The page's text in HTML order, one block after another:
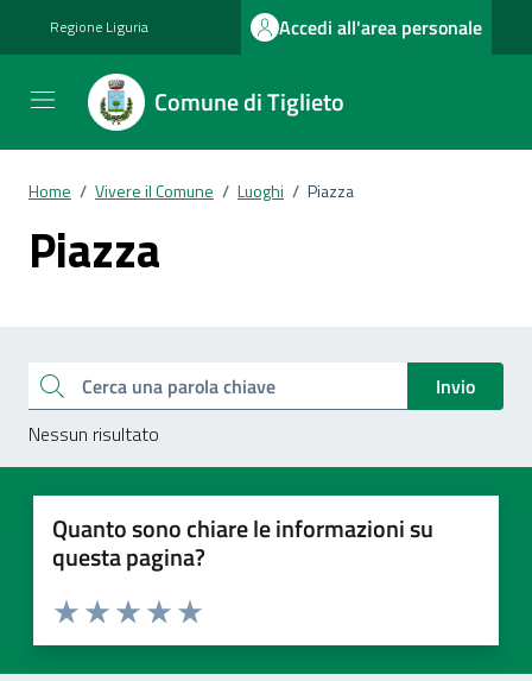
Regione Liguria Accedi all'area personale
Comune di Tiglieto
Home / Vivere il Comune / Luoghi / Piazza
Piazza
Esplora tutti i documenti
Cerca una parola chiave
Invio
Nessun risultato
Quanto sono chiare le informazioni su
questa pagina?
Valuta 5 stelle su 5
Valuta 4 stelle su 5
Valuta 3 stelle su 5
Valuta 2 stelle su 5
Valuta 1 stelle su 5